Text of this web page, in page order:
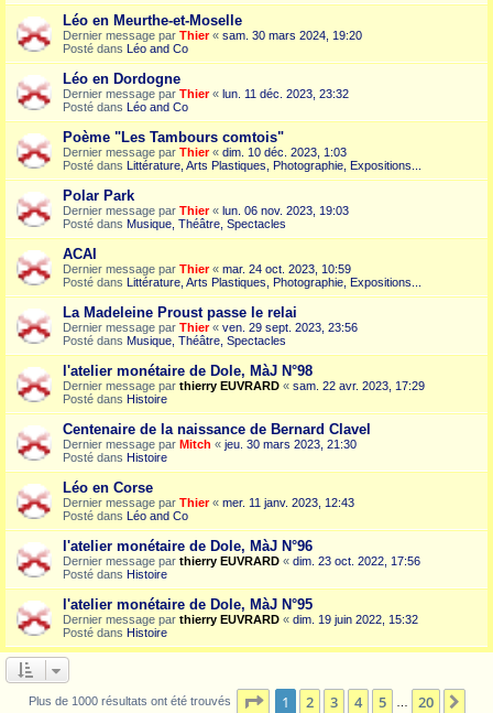
Léo en Meurthe-et-Moselle
Dernier message par Thier« sam. 30 mars 2024, 19:20
Posté dans Léo and Co
Léo en Dordogne
Dernier message par Thier« lun. 11 déc. 2023, 23:32
Posté dans Léo and Co
Poème "Les Tambours comtois"
Dernier message par Thier« dim. 10 déc. 2023, 1:03
Posté dans Littérature, Arts Plastiques, Photographie, Expositions...
Polar Park
Dernier message par Thier« lun. 06 nov. 2023, 19:03
Posté dans Musique, Théâtre, Spectacles
ACAI
Dernier message par Thier« mar. 24 oct. 2023, 10:59
Posté dans Littérature, Arts Plastiques, Photographie, Expositions...
La Madeleine Proust passe le relai
Dernier message par Thier« ven. 29 sept. 2023, 23:56
Posté dans Musique, Théâtre, Spectacles
l'atelier monétaire de Dole, MàJ N°98
Dernier message par thierry EUVRARD « sam. 22 avr. 2023, 17:29
Posté dans Histoire
Centenaire de la naissance de Bernard Clavel
Dernier message par Mitch « jeu. 30 mars 2023, 21:30
Posté dans Histoire
Léo en Corse
Dernier message par Thier« mer. 11 janv. 2023, 12:43
Posté dans Léo and Co
l'atelier monétaire de Dole, MàJ N°96
Dernier message par thierry EUVRARD « dim. 23 oct. 2022, 17:56
Posté dans Histoire
l'atelier monétaire de Dole, MàJ N°95
Dernier message par thierry EUVRARD « dim. 19 juin 2022, 15:32
Posté dans Histoire
Plus de 1000 résultats ont été trouvés Page 1sur20
1 2 3 4 5 20